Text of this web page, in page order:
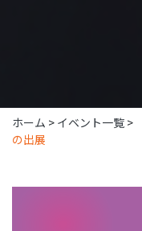
ホーム > イベント一覧 >
の出展